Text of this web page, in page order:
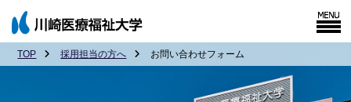
TOP 採用担当の方へ お問い合わせフォーム